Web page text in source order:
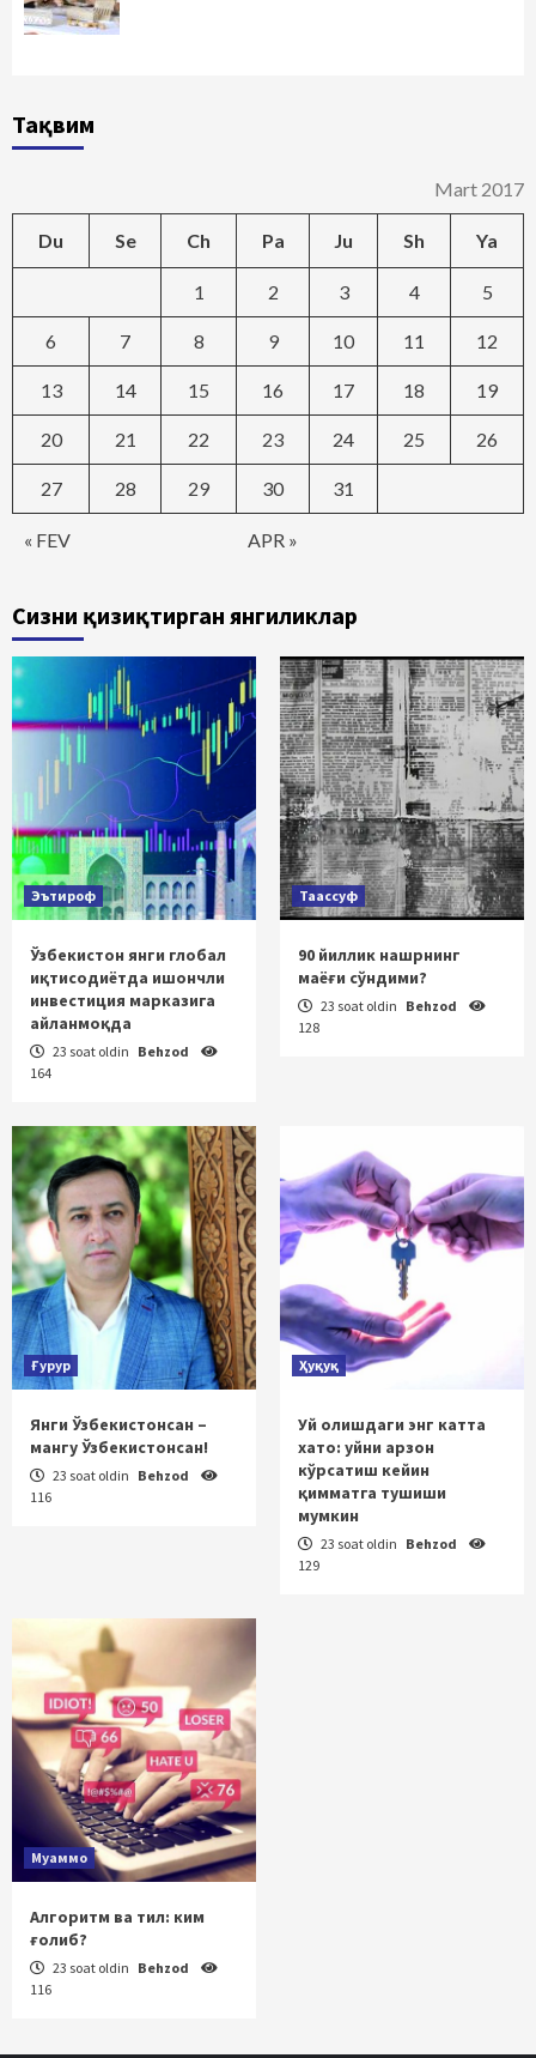
Тақвим
Mart 2017
Du Se Ch Pa Ju Sh Ya
« FEV APR »
1 2 3 4 5
6 7 8 9 10 11 12
13 14 15 16 17 18 19
20 21 22 23 24 25 26
27 28 29 30 31
Сизни қизиқтирган янгиликлар
Эътироф
Ўзбекистон янги глобал
иқтисодиётда ишончли
инвестиция марказига
айланмоқда
23 soat oldin Behzod
164
Таассуф
90 йиллик нашрнинг
маёғи сўндими?
23 soat oldin Behzod
128
Ғурур
Янги Ўзбекистонсан –
мангу Ўзбекистонсан!
23 soat oldin Behzod
116
Ҳуқуқ
Уй олишдаги энг катта
хато: уйни арзон
кўрсатиш кейин
қимматга тушиши
мумкин
23 soat oldin Behzod
129
Муаммо
Алгоритм ва тил: ким
ғолиб?
23 soat oldin Behzod
116